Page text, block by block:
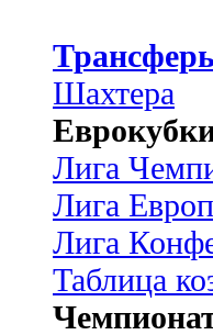
Шахтера
Лига
Лига
Лига
Таблица